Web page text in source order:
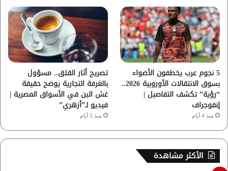
5 نجوم عرب يخطفون الأضواء
بسوق الانتقالات الأوروبية 2026..
“رؤية” تكشف التفاصيل |
إنفوجراف
منذ 4 أيام
تصريح أثار القلق.. مسؤول
بالغرفة التجارية يوضح حقيقة
غش البن في الأسواق المصرية |
فيديو لـ”أزهري”
منذ 5 أيام
الأكثر مشاهدة